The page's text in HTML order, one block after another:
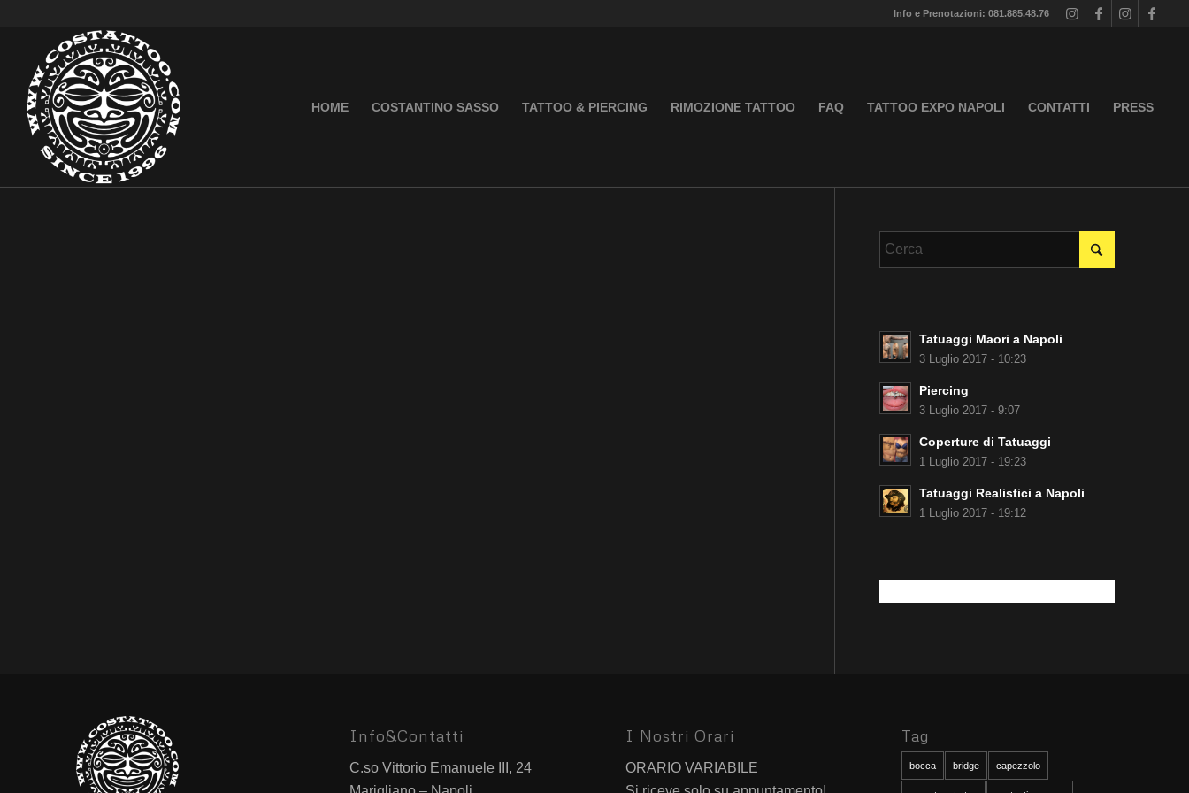
Info e Prenotazioni: 081.885.48.76
HOME COSTANTINO SASSO TATTOO & PIERCING RIMOZIONE TATTOO FAQ TATTOO EXPO NAPOLI CONTATTI PRESS
Tatuaggi Maori a Napoli
3 Luglio 2017 - 10:23
Piercing
3 Luglio 2017 - 9:07
Coperture di Tatuaggi
1 Luglio 2017 - 19:23
Tatuaggi Realistici a Napoli
1 Luglio 2017 - 19:12
Info&Contatti
C.so Vittorio Emanuele III, 24
I Nostri Orari
ORARIO VARIABILE
Tag
bocca bridge capezzolo